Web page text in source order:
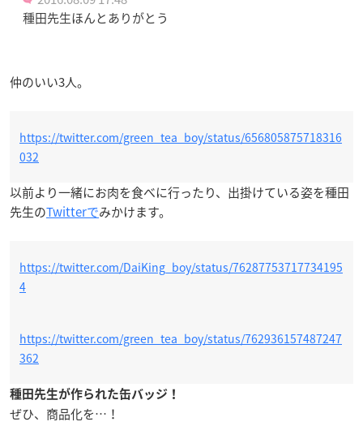
種田先生ほんとありがとう
仲のいい3人。
https://twitter.com/green_tea_boy/status/656805875718316
032
以前より一緒にお肉を食べに行ったり、出掛けている姿を種田
先生のTwitterでみかけます。
https://twitter.com/DaiKing_boy/status/76287753717734195
4
https://twitter.com/green_tea_boy/status/762936157487247
362
種田先生が作られた缶バッジ！
ぜひ、商品化を…！